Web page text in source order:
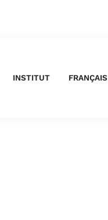
INSTITUT FRANÇAIS